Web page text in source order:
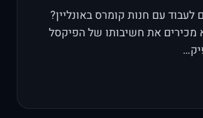
לעבוד עם חנות קומרס באונליין?
מכירים את חשיבותו של הפיקסל